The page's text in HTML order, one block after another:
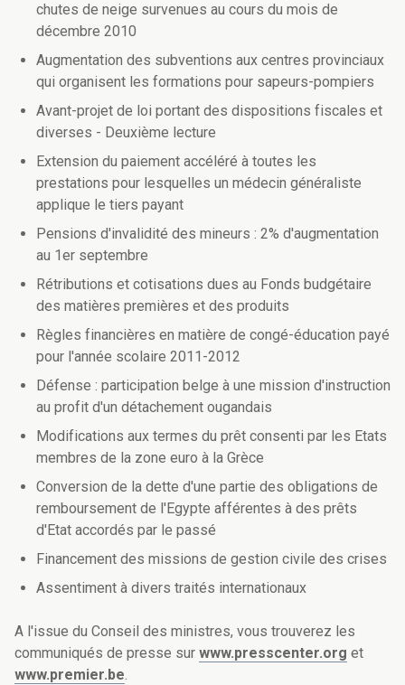
chutes de neige survenues au cours du mois de
décembre 2010
Augmentation des subventions aux centres provinciaux
qui organisent les formations pour sapeurs-pompiers
Avant-projet de loi portant des dispositions fiscales et
diverses - Deuxième lecture
Extension du paiement accéléré à toutes les
prestations pour lesquelles un médecin généraliste
applique le tiers payant
Pensions d'invalidité des mineurs : 2% d'augmentation
au 1er septembre
Rétributions et cotisations dues au Fonds budgétaire
des matières premières et des produits
Règles financières en matière de congé-éducation payé
pour l'année scolaire 2011-2012
Défense : participation belge à une mission d'instruction
au profit d'un détachement ougandais
Modifications aux termes du prêt consenti par les Etats
membres de la zone euro à la Grèce
Conversion de la dette d'une partie des obligations de
remboursement de l'Egypte afférentes à des prêts
d'Etat accordés par le passé
Financement des missions de gestion civile des crises
Assentiment à divers traités internationaux
A l'issue du Conseil des ministres, vous trouverez les
communiqués de presse sur www.presscenter.org et
www.premier.be.